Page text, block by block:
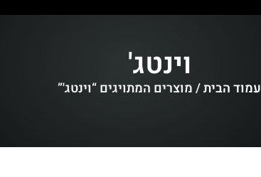
וינטג'
עמוד הבית/ מוצרים המתויגים “וינטג'”